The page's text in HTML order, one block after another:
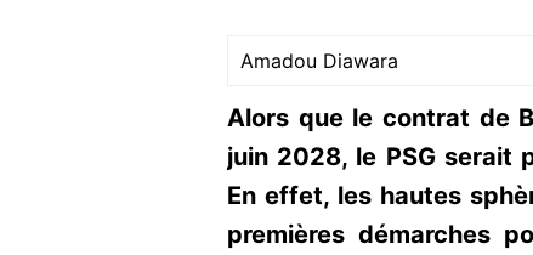
Amadou Diawara
Alors que le contrat de
juin 2028, le PSG serait
En effet, les hautes
premières démarches